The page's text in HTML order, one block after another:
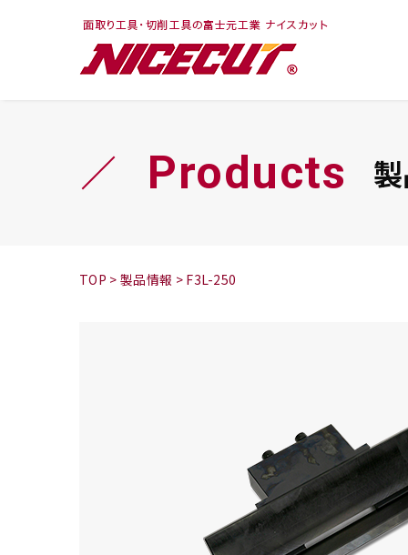
Products
TOP > 製品情報 > F3L-250